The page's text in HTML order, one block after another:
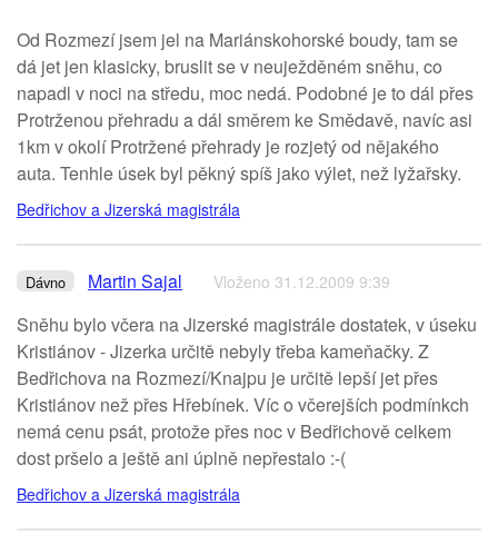
Od Rozmezí jsem jel na Mariánskohorské boudy, tam se
dá jet jen klasicky, bruslit se v neuježděném sněhu, co
napadl v noci na středu, moc nedá. Podobné je to dál přes
Protrženou přehradu a dál směrem ke Smědavě, navíc asi
1km v okolí Protržené přehrady je rozjetý od nějakého
auta. Tenhle úsek byl pěkný spíš jako výlet, než lyžařsky.
Bedřichov a Jizerská magistrála
Dávno Martin Sajal Vloženo 31.12.2009 9:39
Sněhu bylo včera na Jizerské magistrále dostatek, v úseku
Kristiánov - Jizerka určitě nebyly třeba kameňačky. Z
Bedřichova na Rozmezí/Knajpu je určitě lepší jet přes
Kristiánov než přes Hřebínek. Víc o včerejších podmínkch
nemá cenu psát, protože přes noc v Bedřichově celkem
dost pršelo a ještě ani úplně nepřestalo :-(
Bedřichov a Jizerská magistrála